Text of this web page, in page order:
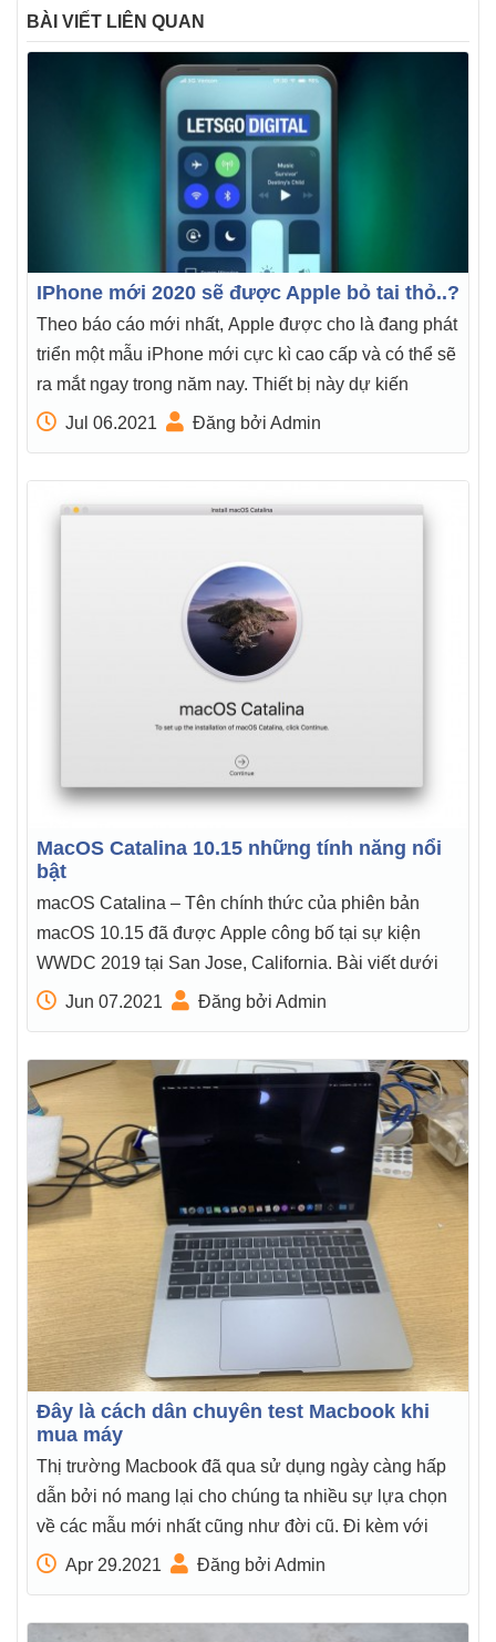
BÀI VIẾT LIÊN QUAN
IPhone mới 2020 sẽ được Apple bỏ tai thỏ..?
Theo báo cáo mới nhất, Apple được cho là đang phát
triển một mẫu iPhone mới cực kì cao cấp và có thể sẽ
ra mắt ngay trong năm nay. Thiết bị này dự kiến
Jul 06.2021 Đăng bởi Admin
MacOS Catalina 10.15 những tính năng nổi
bật
macOS Catalina – Tên chính thức của phiên bản
macOS 10.15 đã được Apple công bố tại sự kiện
WWDC 2019 tại San Jose, California. Bài viết dưới
Jun 07.2021 Đăng bởi Admin
Đây là cách dân chuyên test Macbook khi
mua máy
Thị trường Macbook đã qua sử dụng ngày càng hấp
dẫn bởi nó mang lại cho chúng ta nhiều sự lựa chọn
về các mẫu mới nhất cũng như đời cũ. Đi kèm với
Apr 29.2021 Đăng bởi Admin